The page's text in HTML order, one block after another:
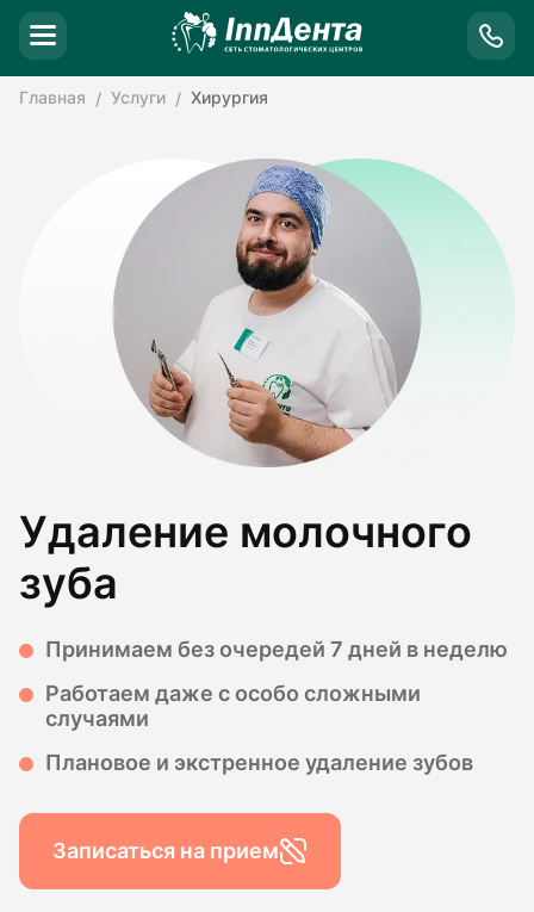
Главная Услуги Хирургия
Удаление молочного
зуба
Принимаем без очередей 7 дней в неделю
Работаем даже с особо сложными
случаями
Плановое и экстренное удаление зубов
Записаться на прием